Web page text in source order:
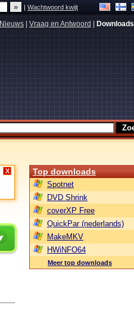
|Wachtwoord kwijt
Nieuws Vraag en Antwoord Downloads
X Top downloads
Spotnet
DVD Shrink
coverXP Free
QuickPar (nederlands)
MakeMKV
HWiNFO64
Meer top downloads